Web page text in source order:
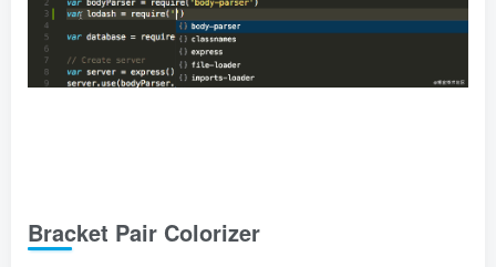
Bracket Pair Colorizer